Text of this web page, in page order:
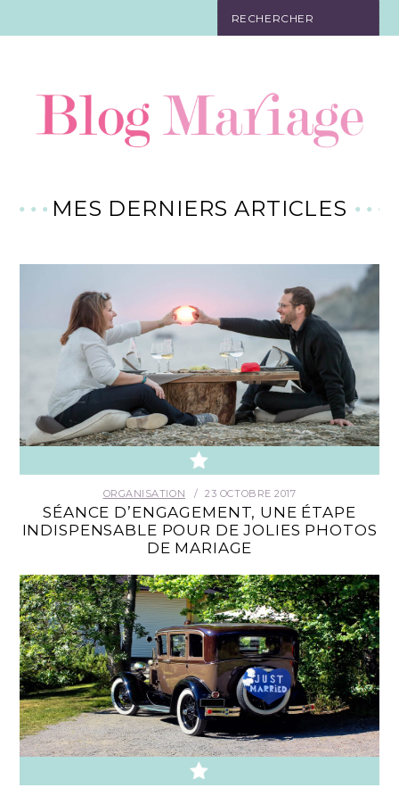
ORGANISATION
FAIRE-PART
CONTACT
MES DERNIERS ARTICLES
ORGANISATION 23 OCTOBRE 2017
SÉANCE D’ENGAGEMENT, UNE ÉTAPE
INDISPENSABLE POUR DE JOLIES PHOTOS
DE MARIAGE